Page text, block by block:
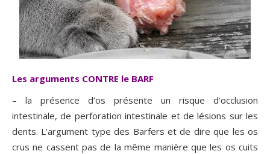
Les arguments CONTRE le BARF
– la présence d’os présente un risque d’occlusion
intestinale, de perforation intestinale et de lésions sur les
dents. L’argument type des Barfers et de dire que les os
crus ne cassent pas de la même manière que les os cuits